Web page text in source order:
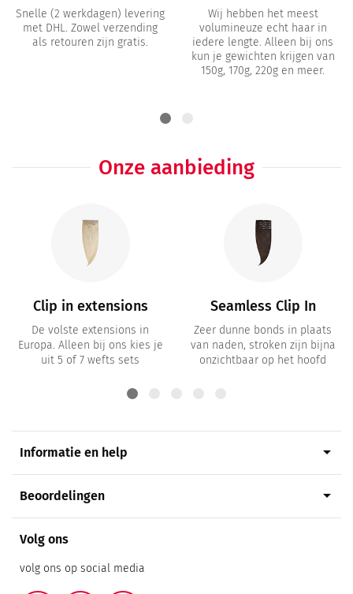
Snelle (2 werkdagen) levering
met DHL. Zowel verzending
als retouren zijn gratis.
Wij hebben het meest
volumineuze echt haar in
iedere lengte. Alleen bij ons
kun je gewichten krijgen van
150g, 170g, 220g en meer.
Onze aanbieding
Clip in extensions
De volste extensions in
Europa. Alleen bij ons kies je
uit 5 of 7 wefts sets
Seamless Clip In
Zeer dunne bonds in plaats
van naden, stroken zijn bijna
onzichtbaar op het hoofd
Informatie en help arrow_drop_down
Volg ons
volg ons op social media
Beoordelingen arrow_drop_down